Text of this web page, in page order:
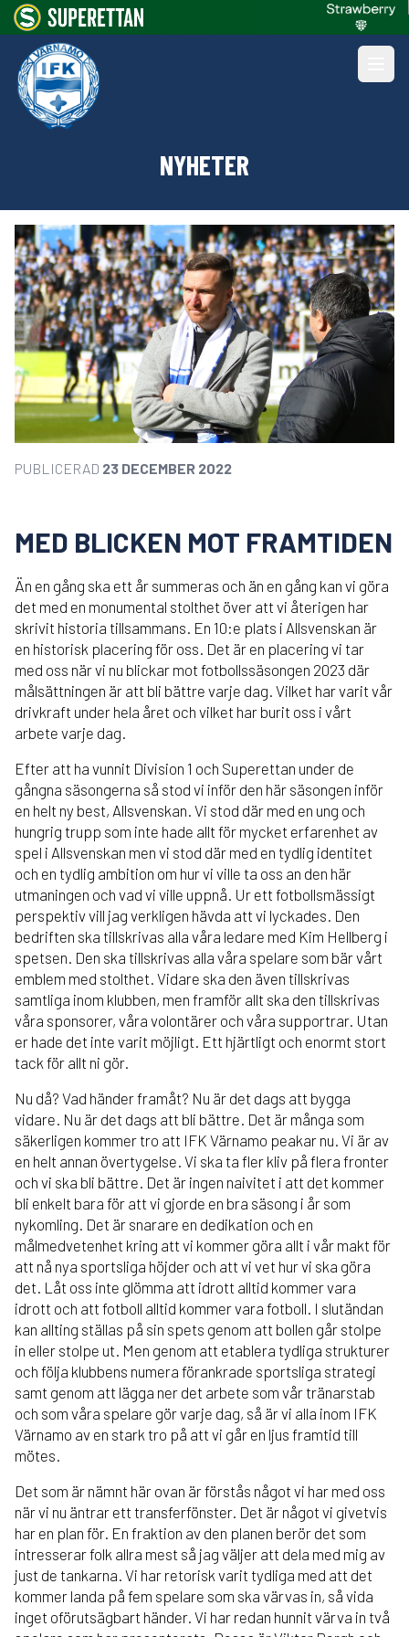
NYHETER
PUBLICERAD 23 DECEMBER 2022
MED BLICKEN MOT FRAMTIDEN
Än en gång ska ett år summeras och än en gång kan vi göra
det med en monumental stolthet över att vi återigen har
skrivit historia tillsammans. En 10:e plats i Allsvenskan är
en historisk placering för oss. Det är en placering vi tar
med oss när vi nu blickar mot fotbollssäsongen 2023 där
målsättningen är att bli bättre varje dag. Vilket har varit vår
drivkraft under hela året och vilket har burit oss i vårt
arbete varje dag.
Efter att ha vunnit Division 1 och Superettan under de
gångna säsongerna så stod vi inför den här säsongen inför
en helt ny best, Allsvenskan. Vi stod där med en ung och
hungrig trupp som inte hade allt för mycket erfarenhet av
spel i Allsvenskan men vi stod där med en tydlig identitet
och en tydlig ambition om hur vi ville ta oss an den här
utmaningen och vad vi ville uppnå. Ur ett fotbollsmässigt
perspektiv vill jag verkligen hävda att vi lyckades. Den
bedriften ska tillskrivas alla våra ledare med Kim Hellberg i
spetsen. Den ska tillskrivas alla våra spelare som bär vårt
emblem med stolthet. Vidare ska den även tillskrivas
samtliga inom klubben, men framför allt ska den tillskrivas
våra sponsorer, våra volontärer och våra supportrar. Utan
er hade det inte varit möjligt. Ett hjärtligt och enormt stort
tack för allt ni gör.
Nu då? Vad händer framåt? Nu är det dags att bygga
vidare. Nu är det dags att bli bättre. Det är många som
säkerligen kommer tro att IFK Värnamo peakar nu. Vi är av
en helt annan övertygelse. Vi ska ta fler kliv på flera fronter
och vi ska bli bättre. Det är ingen naivitet i att det kommer
bli enkelt bara för att vi gjorde en bra säsong i år som
nykomling. Det är snarare en dedikation och en
målmedvetenhet kring att vi kommer göra allt i vår makt för
att nå nya sportsliga höjder och att vi vet hur vi ska göra
det. Låt oss inte glömma att idrott alltid kommer vara
idrott och att fotboll alltid kommer vara fotboll. I slutändan
kan allting ställas på sin spets genom att bollen går stolpe
in eller stolpe ut. Men genom att etablera tydliga strukturer
och följa klubbens numera förankrade sportsliga strategi
samt genom att lägga ner det arbete som vår tränarstab
och som våra spelare gör varje dag, så är vi alla inom IFK
Värnamo av en stark tro på att vi går en ljus framtid till
mötes.
Det som är nämnt här ovan är förstås något vi har med oss
när vi nu äntrar ett transferfönster. Det är något vi givetvis
har en plan för. En fraktion av den planen berör det som
intresserar folk allra mest så jag väljer att dela med mig av
just de tankarna. Vi har retorisk varit tydliga med att det
kommer landa på fem spelare som ska värvas in, så vida
inget oförutsägbart händer. Vi har redan hunnit värva in två